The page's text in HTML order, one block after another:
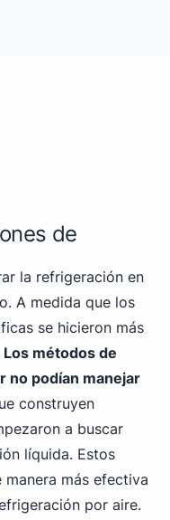
de
la refrigeración en
A medida que los
se hicieron más
Los métodos de
no podían manejar
construyen
a buscar
líquida. Estos
más efectiva
por aire.